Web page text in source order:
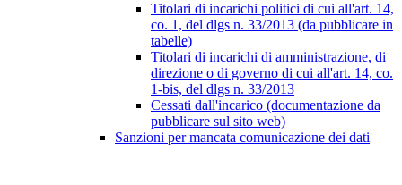
Titolari di incarichi politici di cui all'art. 14,
co. 1, del dlgs n. 33/2013 (da pubblicare in
tabelle)
Titolari di incarichi di amministrazione, di
direzione o di governo di cui all'art. 14, co.
1-bis, del dlgs n. 33/2013
Cessati dall'incarico (documentazione da
pubblicare sul sito web)
Sanzioni per mancata comunicazione dei dati